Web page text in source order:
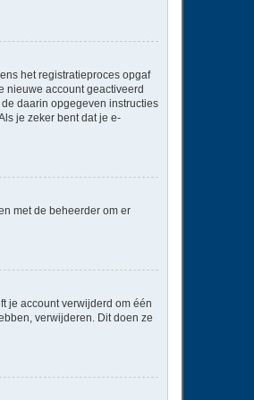
het registratieproces opgaf
nieuwe account geactiveerd
daarin opgegeven instructies
je zeker bent dat je e-
met de beheerder om er
je account verwijderd om één
verwijderen. Dit doen ze